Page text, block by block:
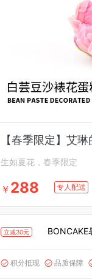
【春季限定】艾
生如夏花，春季限定
￥ 288 专人配送
立减30元 BONCAKE
 积分抵现  品质保障